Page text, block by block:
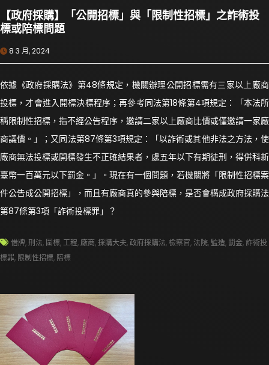
【政府採購】「公開招標」與「限制性招標」之詐術投
標或陪標問題
8 3 月, 2024
依據《政府採購法》第48條規定，機關辦理公開招標需有三家以上廠商
投標，才會進入開標決標程序；再參考同法第18條第4項規定：「本法所
稱限制性招標，指不經公告程序，邀請二家以上廠商比價或僅邀請一家廠
商議價。」；又同法第87條第3項規定：「以詐術或其他非法之方法，使
廠商無法投標或開標發生不正確結果者，處五年以下有期徒刑，得併科新
臺幣一百萬元以下罰金。」。現在有一個問題，若機關將「限制性招標案
件公告成公開招標」，而且有廠商真的參與陪標，是否會構成政府採購法
第87條第3項「詐術投標罪」？
借牌,刑法, 圍標,工程,廠商,採購大夫,政府採購法,檢察官, 法院, 監造, 罰金,詐術投
標罪, 限制性招標, 陪標